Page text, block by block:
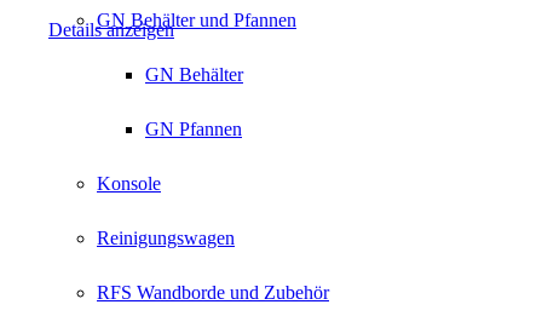
GN Behälter und Pfannen
GN Behälter
GN Pfannen
Konsole
Reinigungswagen
RFS Wandborde und Zubehör
Details anzeigen